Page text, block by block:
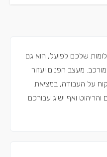
שלכם לפועל, הוא גם
מעצב הפנים יעזור
על העבודה, במציאת
והריהוט ואף ישיג עבורכם